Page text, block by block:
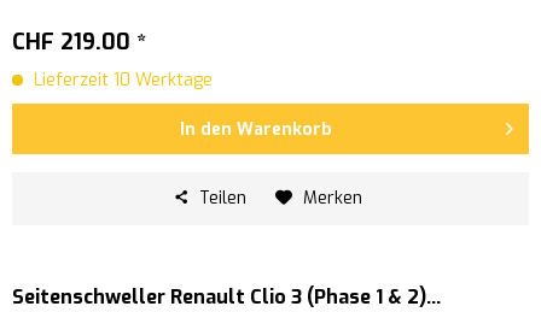
CHF 219.00 *
Lieferzeit 10 Werktage
In den Warenkorb
Teilen Merken
Seitenschweller Renault Clio 3 (Phase 1 & 2)...